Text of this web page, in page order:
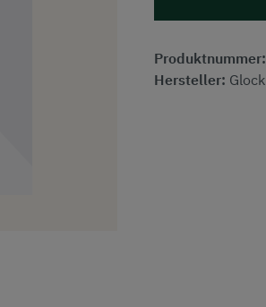
Produktnummer:
Hersteller: Glock